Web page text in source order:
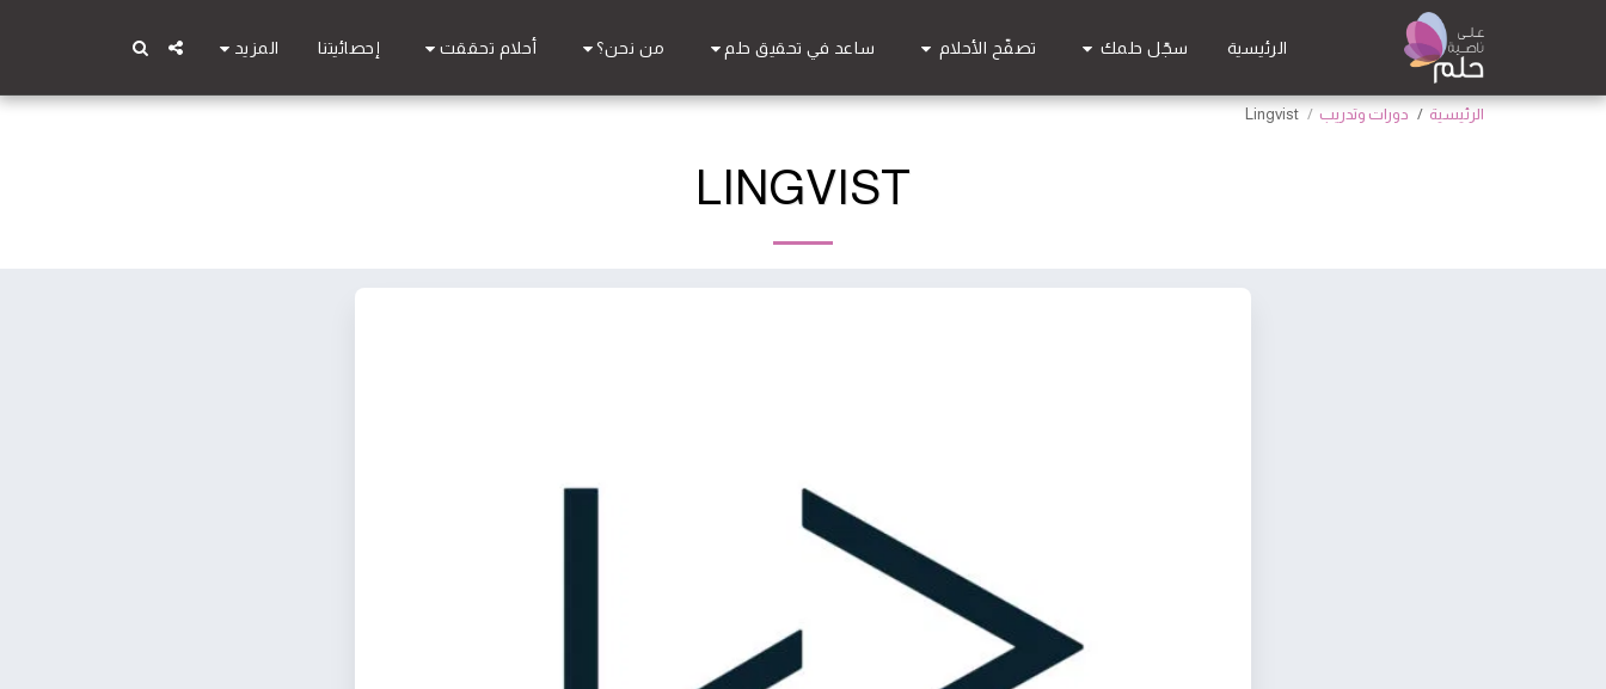
الرئيسية سجّل حلمك تصفّح الأحلام ساعد في تحقيق حلم من نحن؟ أحلام تحققت إحصائيتنا المزيد
الرئيسية دورات وتدريب Lingvist
LINGVIST